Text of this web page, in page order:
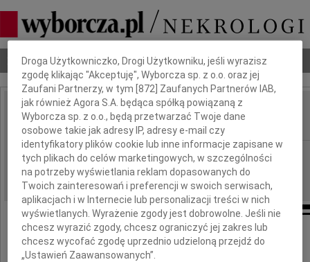
Nekrologi Odeszli Poradnik pogrzebowy
IMIĘ I NAZWISKO: Ewa Łęczycka
REGION: cała Polska
DATA EMISJI: 31.10.2009
Dbamy o Twoją prywatność
Droga Użytkowniczko, Drogi Użytkowniku, jeśli wyrazisz
zgodę klikając "Akceptuję", Wyborcza sp. z o.o. oraz jej
Zaufani Partnerzy, w tym [872 ] Zaufanych Partnerów IAB,
jak również Agora S.A. będąca spółką powiązaną z
Wyborcza sp. z o.o., będą przetwarzać Twoje dane
osobowe takie jak adresy IP, adresy e-mail czy
identyfikatory plików cookie lub inne informacje zapisane w
tych plikach do celów marketingowych, w szczególności
na potrzeby wyświetlania reklam dopasowanych do
Twoich zainteresowań i preferencji w swoich serwisach,
aplikacjach i w Internecie lub personalizacji treści w nich
wyświetlanych. Wyrażenie zgody jest dobrowolne. Jeśli nie
chcesz wyrazić zgody, chcesz ograniczyć jej zakres lub
chcesz wycofać zgodę uprzednio udzieloną przejdź do
„Ustawień Zaawansowanych”.